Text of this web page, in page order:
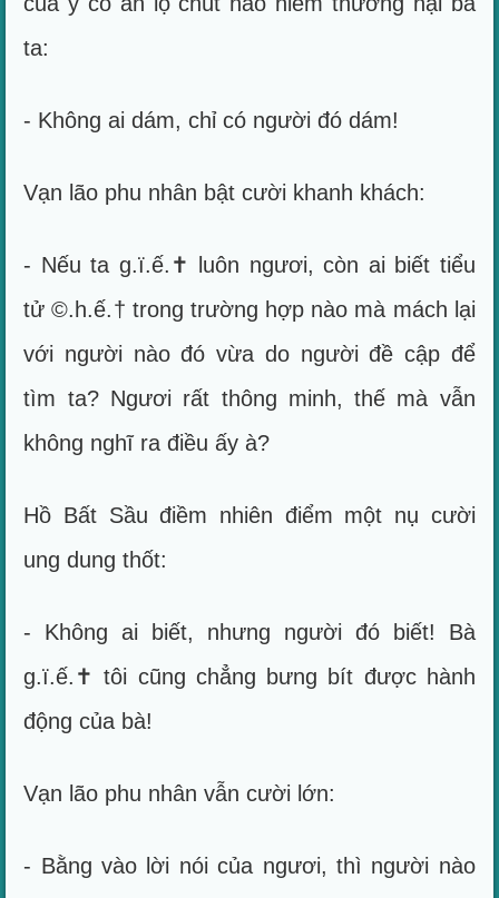
ta:
- Không ai dám, chỉ có người đó dám!
Vạn lão phu nhân bật cười khanh khách:
- Nếu ta g.ï.ế.✝ luôn ngươi, còn ai biết tiểu
tử ©.h.ế.† trong trường hợp nào mà mách lại
với người nào đó vừa do người đề cập để
tìm ta? Ngươi rất thông minh, thế mà vẫn
không nghĩ ra điều ấy à?
Hồ Bất Sầu điềm nhiên điểm một nụ cười
ung dung thốt:
- Không ai biết, nhưng người đó biết! Bà
g.ï.ế.✝ tôi cũng chẳng bưng bít được hành
động của bà!
Vạn lão phu nhân vẫn cười lớn:
- Bằng vào lời nói của ngươi, thì người nào